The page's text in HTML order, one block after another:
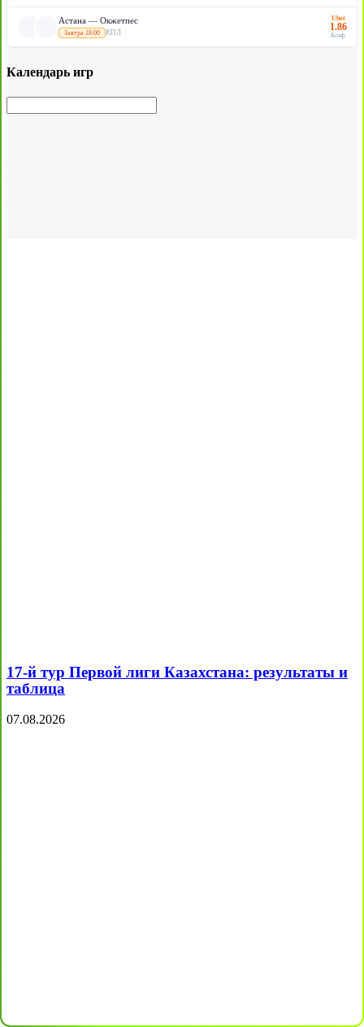
Астана — Окжетпес
Завтра 18:00 КПЛ
Ubet
1.86
Коэф.
Календарь игр
17-й тур Первой лиги Казахстана: результаты и
таблица
07.08.2026